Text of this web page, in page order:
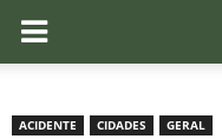
ACIDENTE CIDADES GERAL